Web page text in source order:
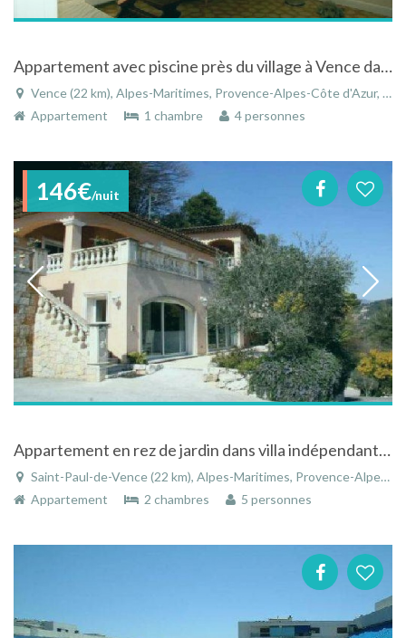
Appartement avec piscine près du village à Vence dans les Alpes-Maritimes sur la Côte-d'Azur
Vence (22 km), Alpes-Maritimes, Provence-Alpes-Côte d'Azur, France
Appartement
1 chambre 4 personnes
146€/nuit
Appartement en rez de jardin dans villa indépendante à Saint Paul de Vence dans les Alpes-Maritimes
Saint-Paul-de-Vence (22 km), Alpes-Maritimes, Provence-Alpes-Côte d'Azur, France
Appartement
2 chambres 5 personnes